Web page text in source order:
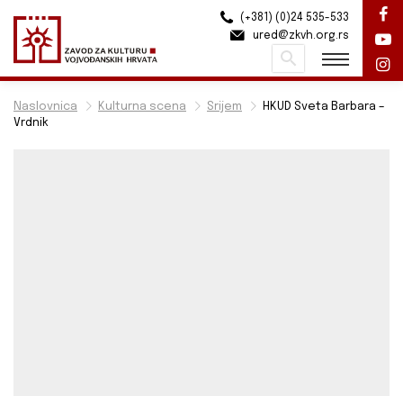
Naslovnica Kulturna scena Srijem
HKUD Sveta Barbara –
Vrdnik
(+381) (0)24 535-533
ured@zkvh.org.rs
Pretraži